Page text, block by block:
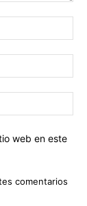
web en este
comentarios